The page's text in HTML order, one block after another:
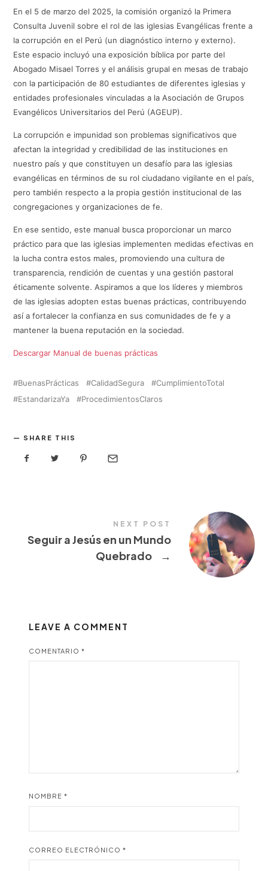
En el 5 de marzo del 2025, la comisión organizó la Primera
Consulta Juvenil sobre el rol de las iglesias Evangélicas frente a
la corrupción en el Perú (un diagnóstico interno y externo).
Este espacio incluyó una exposición bíblica por parte del
Abogado Misael Torres y el análisis grupal en mesas de trabajo
con la participación de 80 estudiantes de diferentes iglesias y
entidades profesionales vinculadas a la Asociación de Grupos
Evangélicos Universitarios del Perú (AGEUP).
La corrupción e impunidad son problemas significativos que
afectan la integridad y credibilidad de las instituciones en
nuestro país y que constituyen un desafío para las iglesias
evangélicas en términos de su rol ciudadano vigilante en el país,
pero también respecto a la propia gestión institucional de las
congregaciones y organizaciones de fe.
En ese sentido, este manual busca proporcionar un marco
práctico para que las iglesias implementen medidas efectivas en
la lucha contra estos males, promoviendo una cultura de
transparencia, rendición de cuentas y una gestión pastoral
éticamente solvente. Aspiramos a que los líderes y miembros
de las iglesias adopten estas buenas prácticas, contribuyendo
así a fortalecer la confianza en sus comunidades de fe y a
mantener la buena reputación en la sociedad.
Descargar Manual de buenas prácticas
BuenasPrácticas CalidadSegura
CumplimientoTotal
EstandarizaYa
ProcedimientosClaros
SHARE THIS
NEXT POST
Seguir a Jesús en un Mundo
Quebrado
→
LEAVE A COMMENT
COMENTARIO*
NOMBRE*
CORREO ELECTRÓNICO*